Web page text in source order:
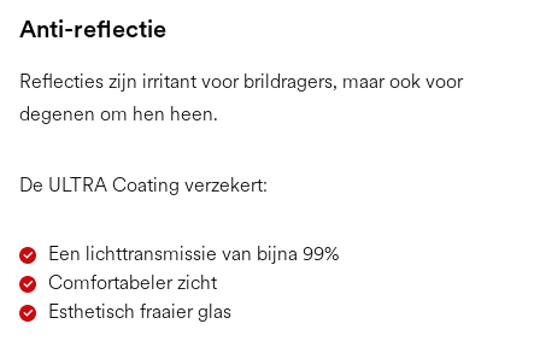
Anti-reflectie
Reflecties zijn irritant voor brildragers, maar ook voor
degenen om hen heen.
De ULTRA Coating verzekert:
Een lichttransmissie van bijna 99%
Comfortabeler zicht
Esthetisch fraaier glas